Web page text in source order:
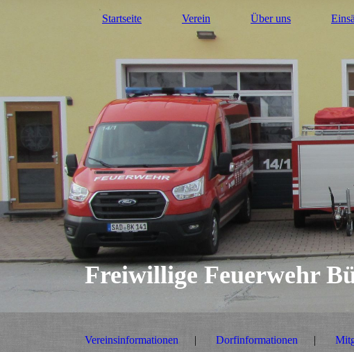
Startseite Verein Über uns
Freiwillige Feuerwehr
Vereinsinformationen Dorfinformationen